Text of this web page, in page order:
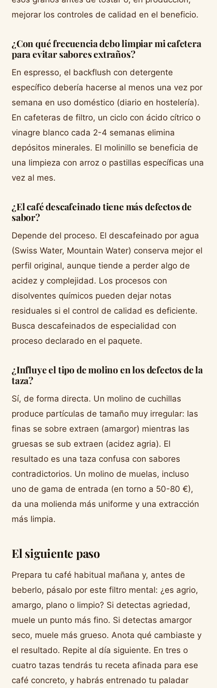
mejorar los controles de calidad en el beneficio.
¿Con qué frecuencia debo limpiar mi cafetera
para evitar sabores extraños?
En espresso, el backflush con detergente
específico debería hacerse al menos una vez por
semana en uso doméstico (diario en hostelería).
En cafeteras de filtro, un ciclo con ácido cítrico o
vinagre blanco cada 2-4 semanas elimina
depósitos minerales. El molinillo se beneficia de
una limpieza con arroz o pastillas específicas una
vez al mes.
¿El café descafeinado tiene más defectos de
sabor?
Depende del proceso. El descafeinado por agua
(Swiss Water, Mountain Water) conserva mejor el
perfil original, aunque tiende a perder algo de
acidez y complejidad. Los procesos con
disolventes químicos pueden dejar notas
residuales si el control de calidad es deficiente.
Busca descafeinados de especialidad con
proceso declarado en el paquete.
¿Influye el tipo de molino en los defectos de la
taza?
Sí, de forma directa. Un molino de cuchillas
produce partículas de tamaño muy irregular: las
finas se sobre extraen (amargor) mientras las
gruesas se sub extraen (acidez agria). El
resultado es una taza confusa con sabores
contradictorios. Un molino de muelas, incluso
uno de gama de entrada (en torno a 50-80 €),
da una molienda más uniforme y una extracción
más limpia.
El siguiente paso
Prepara tu café habitual mañana y, antes de
beberlo, pásalo por este filtro mental: ¿es agrio,
amargo, plano o limpio? Si detectas agriedad,
muele un punto más fino. Si detectas amargor
seco, muele más grueso. Anota qué cambiaste y
el resultado. Repite al día siguiente. En tres o
cuatro tazas tendrás tu receta afinada para ese
café concreto, y habrás entrenado tu paladar